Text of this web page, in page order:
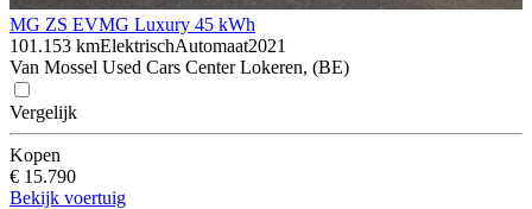
MG ZS EVMG Luxury 45 kWh
101.153 kmElektrischAutomaat2021
Van Mossel Used Cars Center Lokeren, (BE)
Vergelijk
Kopen
€ 15.790
Bekijk voertuig